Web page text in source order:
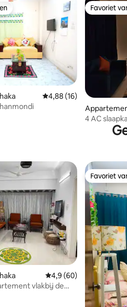
Gemiddelde
4,88 (16)
Favoriet
Favoriet
4 AC
Dhanmondi
Gemiddelde
4,9 (60)
vlakbij de
Favoriet
Favoriet